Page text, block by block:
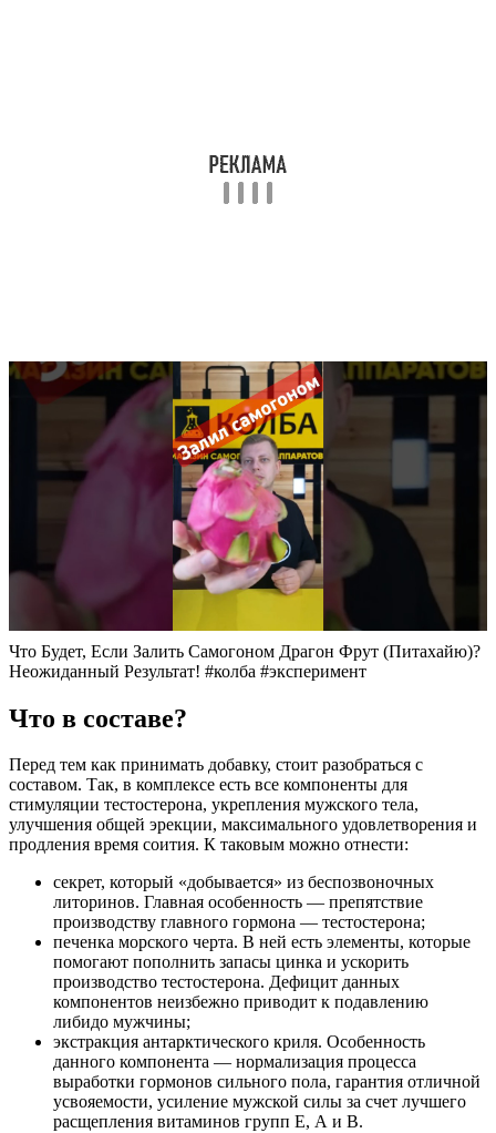
Что Будет, Если Залить Самогоном Драгон Фрут (Питахайю)?
Неожиданный Результат! #колба #эксперимент
Что в составе?
Перед тем как принимать добавку, стоит разобраться с
составом. Так, в комплексе есть все компоненты для
стимуляции тестостерона, укрепления мужского тела,
улучшения общей эрекции, максимального удовлетворения и
продления время соития. К таковым можно отнести:
секрет, который «добывается» из беспозвоночных
литоринов. Главная особенность — препятствие
производству главного гормона — тестостерона;
печенка морского черта. В ней есть элементы, которые
помогают пополнить запасы цинка и ускорить
производство тестостерона. Дефицит данных
компонентов неизбежно приводит к подавлению
либидо мужчины;
экстракция антарктического криля. Особенность
данного компонента — нормализация процесса
выработки гормонов сильного пола, гарантия отличной
усвояемости, усиление мужской силы за счет лучшего
расщепления витаминов групп Е, А и B.